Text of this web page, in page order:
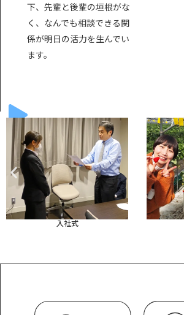
下、先輩と後輩の垣根がな
く、なんでも相談できる関
係が明日の活力を生んでい
ます。
入社式